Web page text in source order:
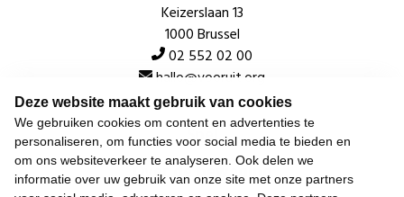
Deze website maakt gebruik van cookies
We gebruiken cookies om content en advertenties te
personaliseren, om functies voor social media te bieden en
om ons websiteverkeer te analyseren. Ook delen we
informatie over uw gebruik van onze site met onze partners
Keizerslaan 13
1000 Brussel
02 552 02 00
hallo@vooruit.org
Snel
Over de beweging